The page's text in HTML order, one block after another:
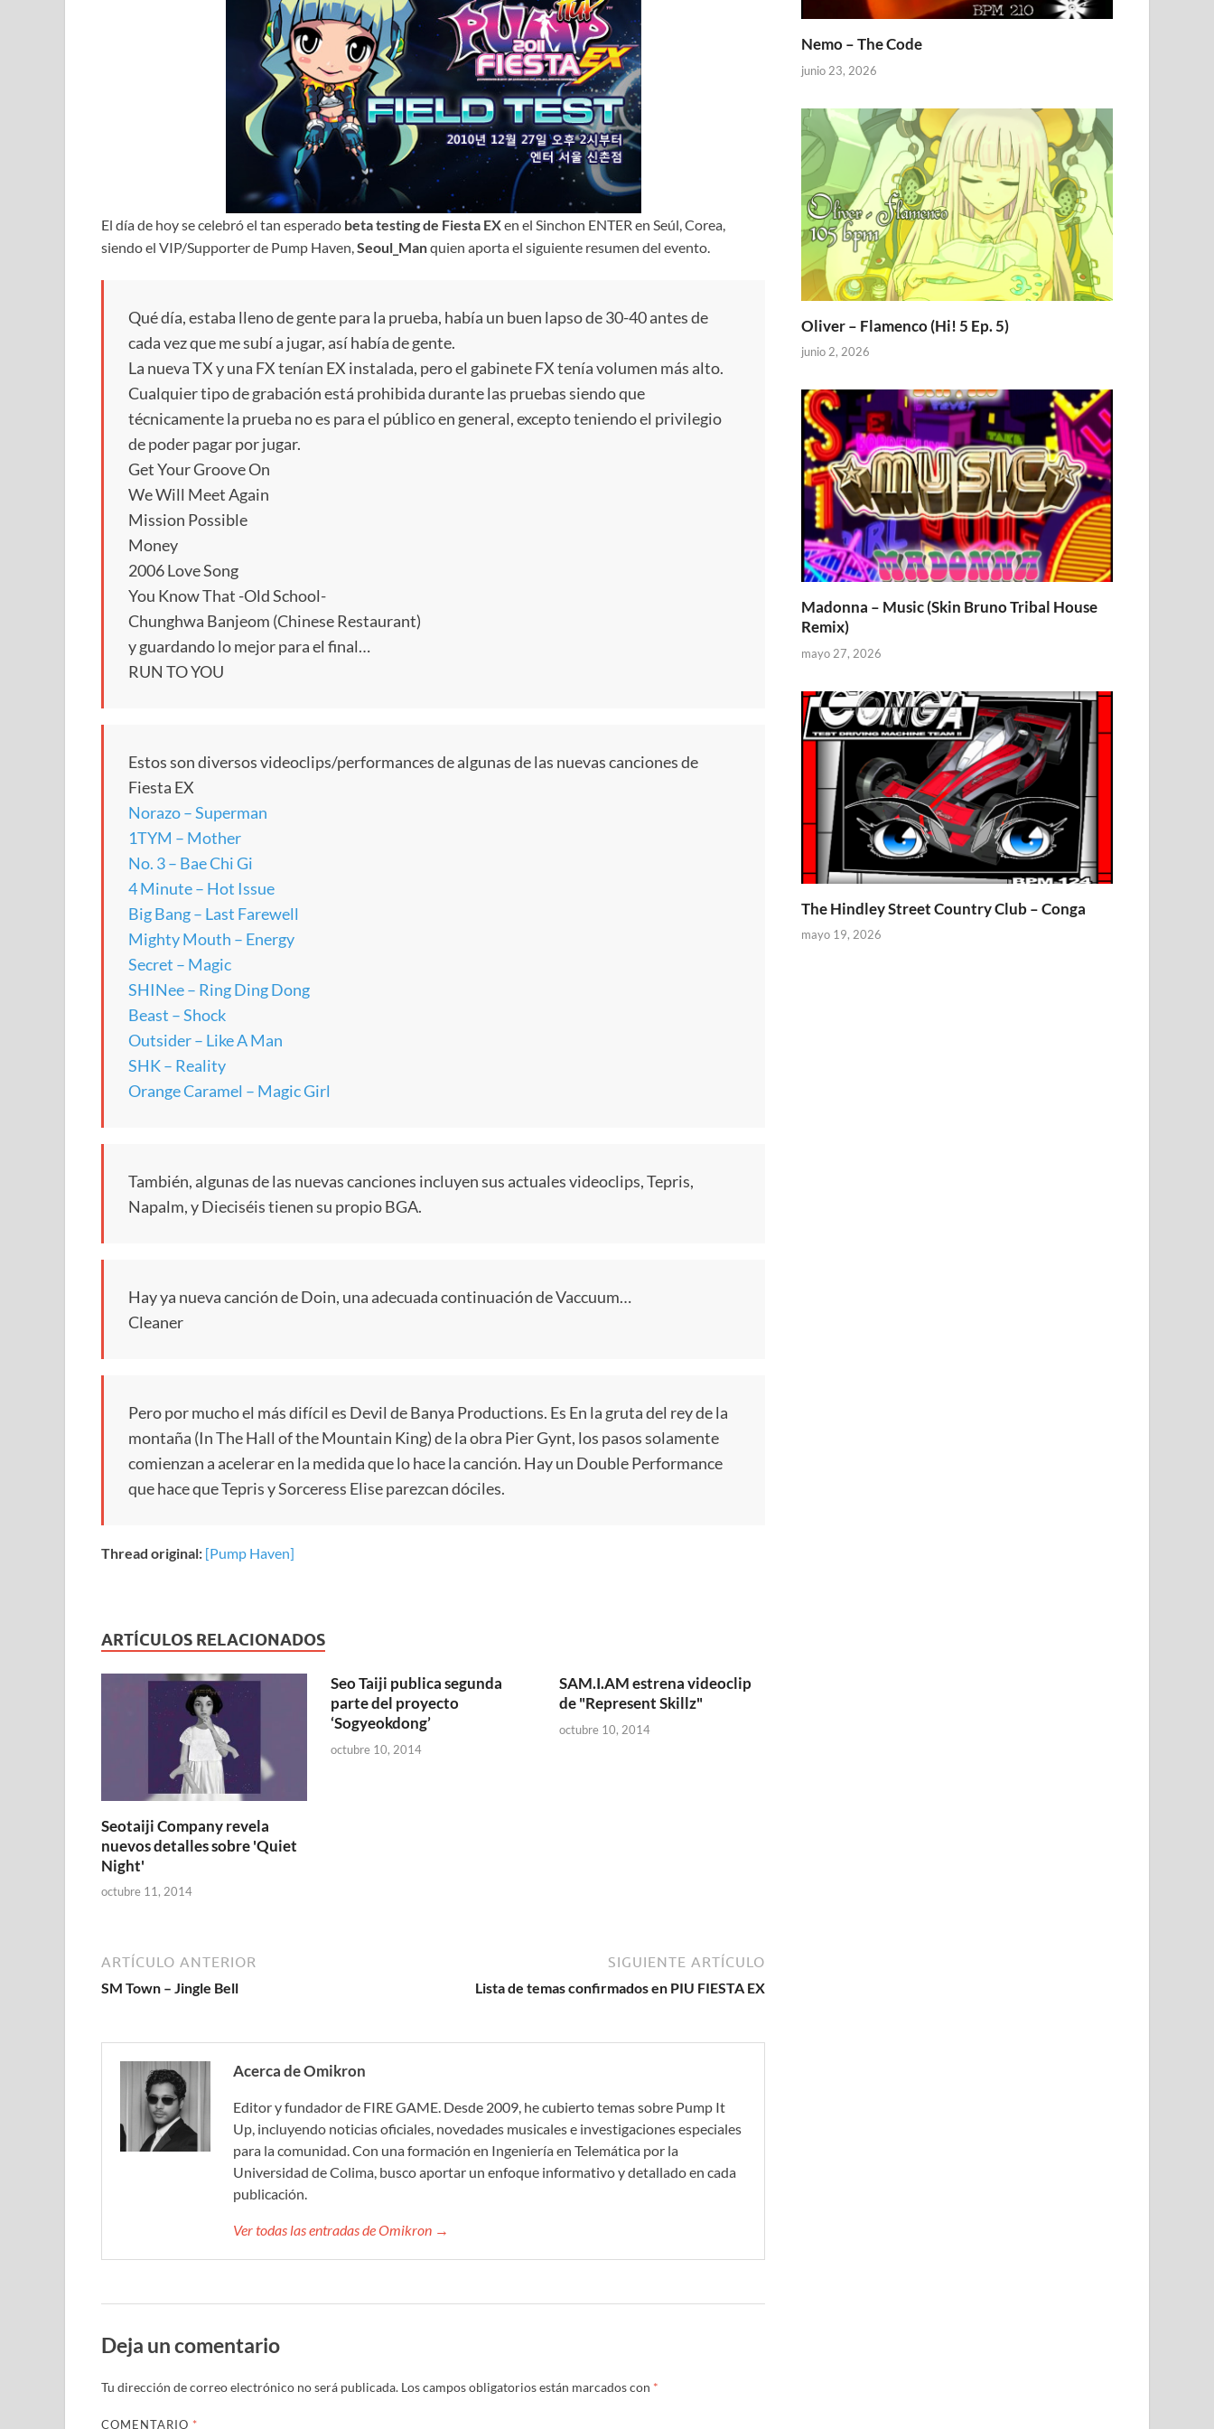
El día de hoy se celebró el tan esperado beta testing de Fiesta EXen el Sinchon ENTER en Seúl, Corea,
siendo el VIP/Supporter de Pump Haven,Seoul_Manquien aporta el siguiente resumen del evento.
Qué día, estaba lleno de gente para la prueba, había un buen lapso de 30-40 antes de
cada vez que me subí a jugar, así había de gente.
La nueva TX y una FX tenían EX instalada, pero el gabinete FX tenía volumen más alto.
Cualquier tipo de grabación está prohibida durante las pruebas siendo que
técnicamente la prueba no es para el público en general, excepto teniendo el privilegio
de poder pagar por jugar.
Get Your Groove On
We Will Meet Again
Mission Possible
Money
2006 Love Song
You Know That -Old School-
Chunghwa Banjeom (Chinese Restaurant)
y guardando lo mejor para el final…
RUN TO YOU
Estos son diversos videoclips/performances de algunas de las nuevas canciones de
Fiesta EX
Norazo – Superman
1TYM – Mother
No. 3 – Bae Chi Gi
4 Minute – Hot Issue
Big Bang – Last Farewell
Mighty Mouth – Energy
Secret – Magic
SHINee – Ring Ding Dong
Beast – Shock
Outsider – Like A Man
SHK – Reality
Orange Caramel – Magic Girl
También, algunas de las nuevas canciones incluyen sus actuales videoclips, Tepris,
Napalm, y Dieciséis tienen su propio BGA.
Hay ya nueva canción de Doin, una adecuada continuación de Vaccuum…
Cleaner
Pero por mucho el más difícil es Devil de Banya Productions. Es En la gruta del rey de la
montaña (In The Hall of the Mountain King) de la obra Pier Gynt, los pasos solamente
comienzan a acelerar en la medida que lo hace la canción. Hay un Double Performance
que hace que Tepris y Sorceress Elise parezcan dóciles.
Thread original: [Pump Haven]
ARTÍCULOS RELACIONADOS
Seotaiji Company revela
nuevos detalles sobre 'Quiet
Night'
octubre 11, 2014
Seo Taiji publica segunda
parte del proyecto
‘Sogyeokdong’
octubre 10, 2014
SAM.I.AM estrena videoclip
de "Represent Skillz"
octubre 10, 2014
ARTÍCULO ANTERIOR
SM Town – Jingle Bell
SIGUIENTE ARTÍCULO
Lista de temas confirmados en PIU FIESTA EX
Acerca de Omikron
Editor y fundador de FIRE GAME. Desde 2009, he cubierto temas sobre Pump It
Up, incluyendo noticias oficiales, novedades musicales e investigaciones especiales
para la comunidad. Con una formación en Ingeniería en Telemática por la
Universidad de Colima, busco aportar un enfoque informativo y detallado en cada
publicación.
Ver todas las entradas de Omikron →
Deja un comentario
Tu dirección de correo electrónico no será publicada. Los campos obligatorios están marcados con *
COMENTARIO *
Nemo – The Code
junio 23, 2026
Oliver – Flamenco (Hi! 5 Ep. 5)
junio 2, 2026
Madonna – Music (Skin Bruno Tribal House
Remix)
mayo 27, 2026
The Hindley Street Country Club – Conga
mayo 19, 2026